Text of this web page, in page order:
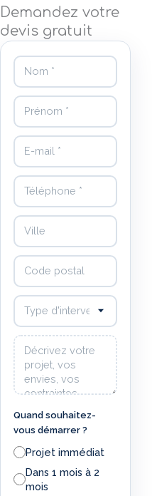
Demandez votre
devis gratuit
Nom
Prénom
E-mail
Téléphone
Ville
Code postal
Type d'intervention souhaité
Votre message
Quand souhaitez-
vous démarrer ?
Projet immédiat
Dans 1 mois à 2
mois